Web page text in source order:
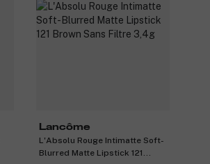
Lancôme
L'Absolu Rouge Intimatte Soft-
Blurred Matte Lipstick 121